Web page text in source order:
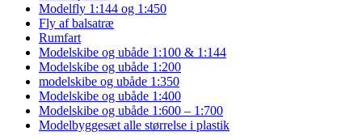
Modelfly 1:144 og 1:450
Fly af balsatræ
Rumfart
Modelskibe og ubåde 1:100 & 1:144
Modelskibe og ubåde 1:200
modelskibe og ubåde 1:350
Modelskibe og ubåde 1:400
Modelskibe og ubåde 1:600 – 1:700
Modelbyggesæt alle størrelse i plastik